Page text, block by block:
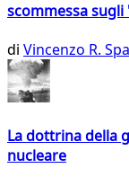
scommessa
di Vincenzo R.
La dottrina della
nucleare